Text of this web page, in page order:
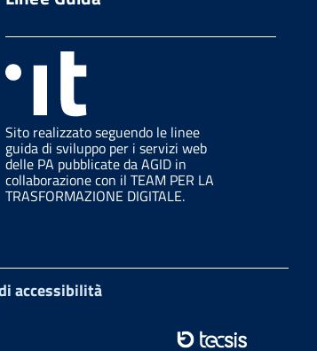
Sito realizzato seguendo le linee
guida di sviluppo per i servizi web
delle PA pubblicate da AGID in
collaborazione con il TEAM PER LA
TRASFORMAZIONE DIGITALE.
accessibilità